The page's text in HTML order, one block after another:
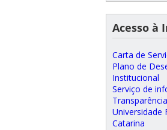
Acesso à
Carta de
Plano de
Institucional
Serviço de
Universidade
Catarina